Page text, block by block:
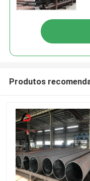
Produtos